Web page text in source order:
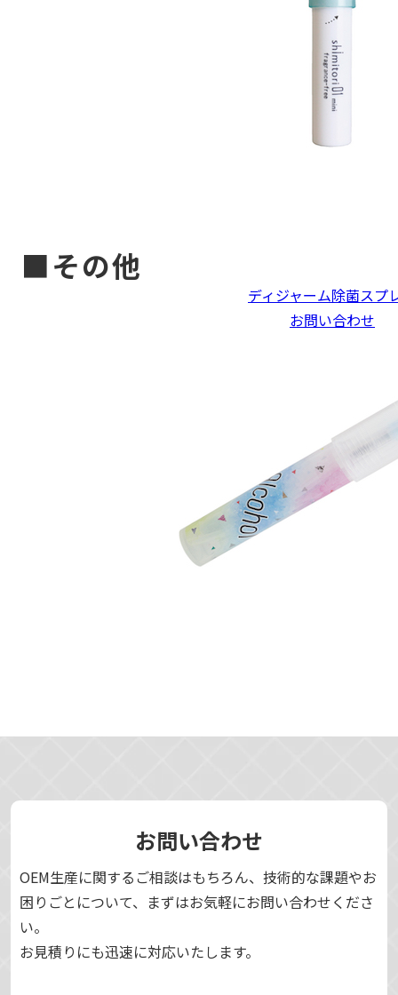
■その他
ディジャーム除菌スプ
お問い合わせ
お問い合わせ
OEM生産に関するご相談はもちろん、技術的な課題やお
困りごとについて、まずはお気軽にお問い合わせくださ
い。
お見積りにも迅速に対応いたします。